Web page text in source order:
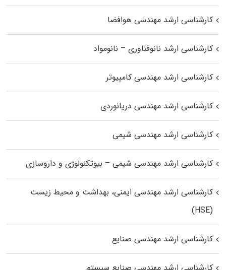
کارشناسی ارشد مهندسی هوافضا
کارشناسی ارشد نانوفناوری – نانومواد
کارشناسی ارشد مهندسی کامپیوتر
کارشناسی ارشد مهندسی دریانوردی
کارشناسی ارشد مهندسی شیمی
کارشناسی ارشد مهندسی شیمی – بیوتکنولوژی و داروسازی
کارشناسی ارشد مهندسی ایمنی، بهداشت و محیط زیست
(HSE)
کارشناسی ارشد مهندسی صنایع